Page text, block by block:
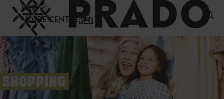
FAQ
VOTRE CENTRE
SHOPPING
Panneau de gestion des cookies